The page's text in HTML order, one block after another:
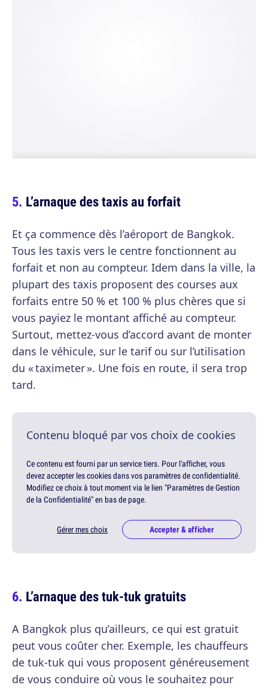
L’arnaque des taxis au forfait
Et ça commence dès l’aéroport de Bangkok.
Tous les taxis vers le centre fonctionnent au
forfait et non au compteur. Idem dans la ville, la
plupart des taxis proposent des courses aux
forfaits entre 50 % et 100 % plus chères que si
vous payiez le montant affiché au compteur.
Surtout, mettez-vous d’accord avant de monter
dans le véhicule, sur le tarif ou sur l’utilisation
du « taximeter ». Une fois en route, il sera trop
tard.
Contenu bloqué par vos choix de cookies
Ce contenu est fourni par un service tiers. Pour l'afficher, vous
devez accepter les cookies dans vos paramètres de confidentialité.
Modifiez ce choix à tout moment via le lien "Paramètres de Gestion
de la Confidentialité" en bas de page.
Gérer mes choix Accepter & afficher
L’arnaque des tuk-tuk gratuits
A Bangkok plus qu’ailleurs, ce qui est gratuit
peut vous coûter cher. Exemple, les chauffeurs
de tuk-tuk qui vous proposent généreusement
de vous conduire où vous le souhaitez pour